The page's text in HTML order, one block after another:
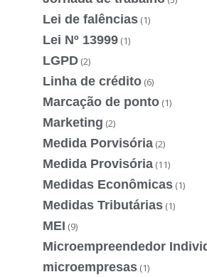
Lei de falências (1)
Lei Nº 13999 (1)
LGPD (2)
Linha de crédito (6)
Marcação de ponto (1)
Marketing (2)
Medida Porvisória (2)
Medida Provisória (11)
Medidas Econômicas (1)
Medidas Tributárias (1)
MEI (9)
Microempreendedor
microempresas (1)